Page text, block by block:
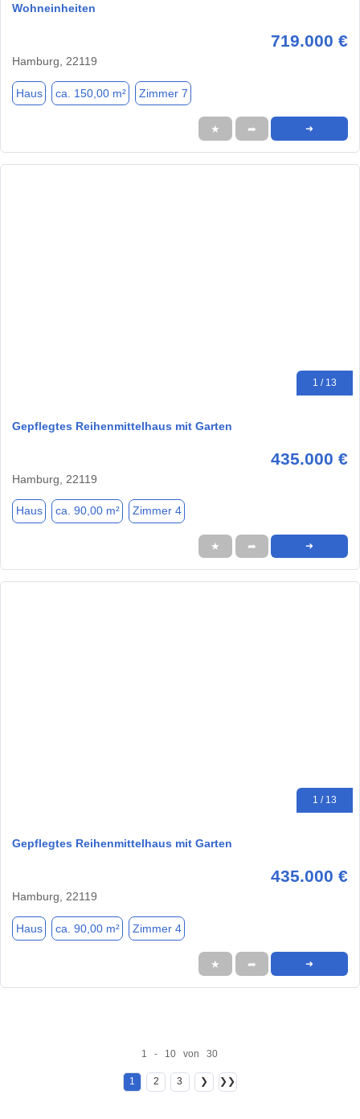
Wohneinheiten
719.000 €
Hamburg, 22119
Haus ca. 150,00 m² Zimmer 7
★ ➦ ➜
1 / 13
Gepflegtes Reihenmittelhaus mit Garten
435.000 €
Hamburg, 22119
Haus ca. 90,00 m² Zimmer 4
★ ➦ ➜
1 / 13
Gepflegtes Reihenmittelhaus mit Garten
435.000 €
Hamburg, 22119
Haus ca. 90,00 m² Zimmer 4
★ ➦ ➜
1 - 10 von 30
1 2 3 ❯ ❯❯